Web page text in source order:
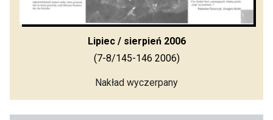
Lipiec / sierpień 2006
(7-8/145-146 2006)
Nakład wyczerpany